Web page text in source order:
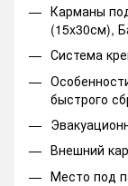
Карманы
(15x30см),
Система
быстрого
Внешний
Место под